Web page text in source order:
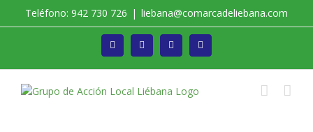
Teléfono: 942 730 726 | liebana@comarcadeliebana.com
Facebook Twitter Instagram